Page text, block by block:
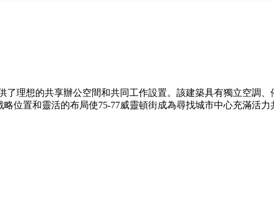
了理想的共享辦公空間和共同工作設置。該建築具有獨立空調
位置和靈活的布局使75-77威靈頓街成為尋找城市中心充滿活力